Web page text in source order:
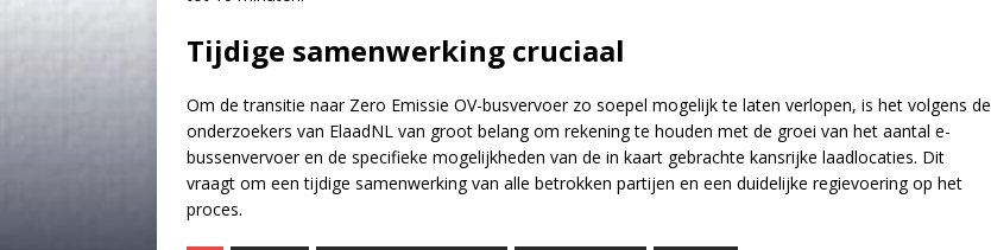
Tijdige samenwerking cruciaal
Om de transitie naar Zero Emissie OV-busvervoer zo soepel mogelijk te laten verlopen, is het volgens de
onderzoekers van ElaadNL van groot belang om rekening te houden met de groei van het aantal e-
bussenvervoer en de specifieke mogelijkheden van de in kaart gebrachte kansrijke laadlocaties. Dit
vraagt om een tijdige samenwerking van alle betrokken partijen en een duidelijke regievoering op het
proces.